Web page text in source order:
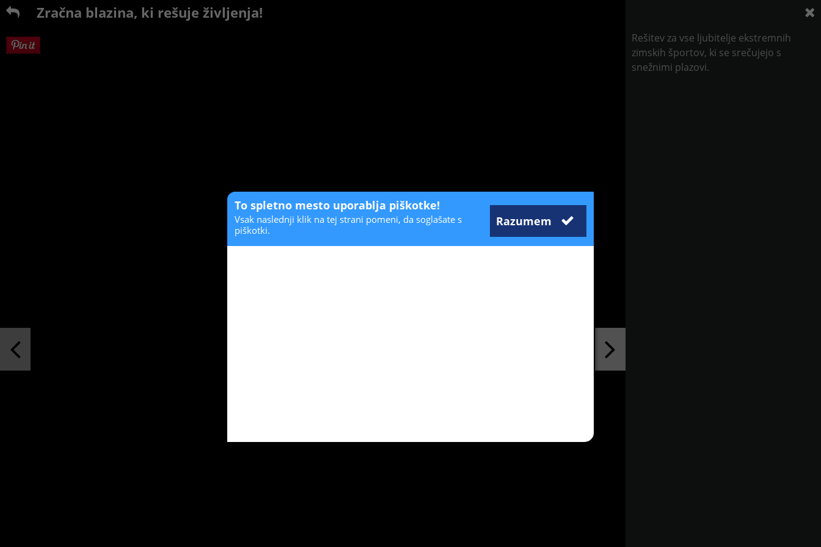
Zračna blazina, ki rešuje življenja!
Rešitev za vse ljubitelje ekstremnih
zimskih športov, ki se srečujejo s
snežnimi plazovi.
To spletno mesto uporablja piškotke!
Razumem
Vsak naslednji klik na tej strani pomeni, da soglašate s
piškotki.